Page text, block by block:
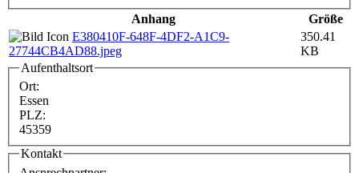
Anhang
Größe
E380410F-648F-4DF2-A1C9-
27744CB4AD88.jpeg
350.41
KB
Aufenthaltsort
Ort:
Essen
PLZ:
45359
Kontakt